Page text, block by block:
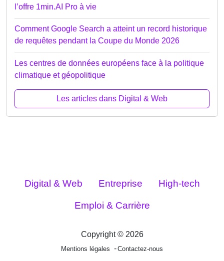
l’offre 1min.AI Pro à vie
Comment Google Search a atteint un record historique
de requêtes pendant la Coupe du Monde 2026
Les centres de données européens face à la politique
climatique et géopolitique
Les articles dans Digital & Web
Digital & Web Entreprise High-tech
Emploi & Carrière
Copyright © 2026
Mentions légales Contactez-nous